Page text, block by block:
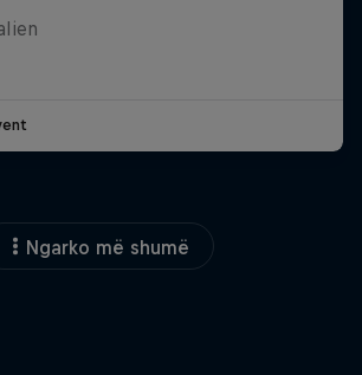
Ngarko më shumë